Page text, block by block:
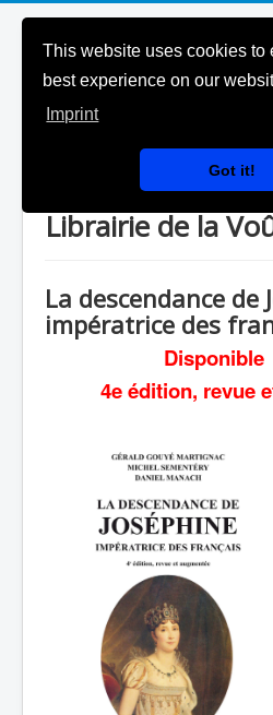
This website uses cookies to
best experience on our
Imprint
Got it!
Généalogie
Librairie de la
La descendance de
impératrice des
Disponible
4e édition, revue